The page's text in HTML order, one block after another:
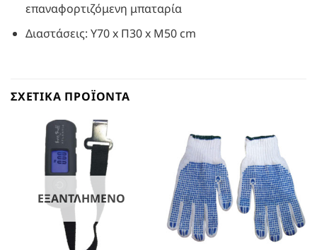
επαναφορτιζόμενη μπαταρία
Διαστάσεις: Υ70 x Π30 x Μ50 cm
ΣΧΕΤΙΚΆ ΠΡΟΪΌΝΤΑ
ΕΞΑΝΤΛΗΜΈΝΟ